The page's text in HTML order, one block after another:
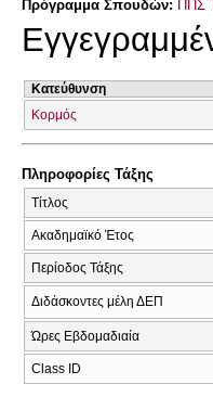
Πρόγραμμα Σπουδών: ΠΠΣ
Κατεύθυνση
Κορμός
Πληροφορίες Τάξης
Τίτλος
Ακαδημαϊκό Έτος
Περίοδος Τάξης
Διδάσκοντες μέλη ΔΕΠ
Ώρες Εβδομαδιαία
Class ID